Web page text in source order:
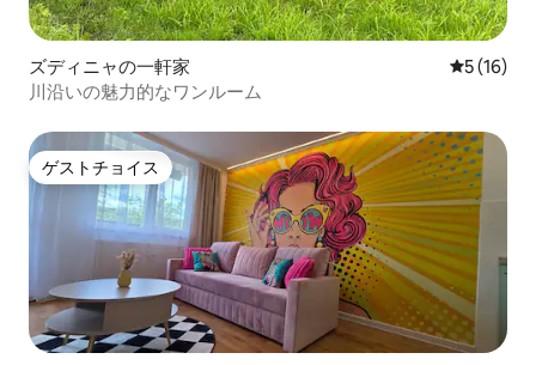
ズディニャの一軒家 レビュー
5 (16)
川沿いの魅力的なワンルーム
ゲストチョイス
ゲストチョイス